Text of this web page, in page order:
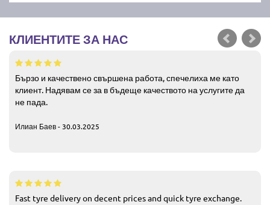
КЛИЕНТИТЕ ЗА НАС
Бързо и качествено свършена работа, спечелиха ме като
клиент. Надявам се за в бъдеще качеството на услугите да
не пада.
Илиан Баев - 30.03.2025
Fast tyre delivery on decent prices and quick tyre exchange.